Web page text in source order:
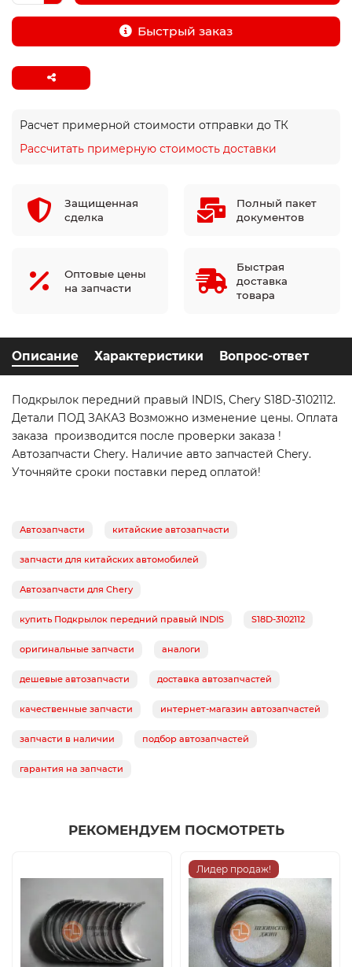
Быстрый заказ
Расчет примерной стоимости отправки до ТК
Рассчитать примерную стоимость доставки
Защищенная
сделка
Полный пакет
документов
Оптовые цены
на запчасти
Быстрая
доставка
товара
Описание Характеристики Вопрос-ответ
Подкрылок передний правый INDIS, Chery S18D-3102112.
Детали ПОД ЗАКАЗ Возможно изменение цены. Оплата
заказа производится после проверки заказа !
Автозапчасти Chery. Наличие авто запчастей Chery.
Уточняйте сроки поставки перед оплатой!
Автозапчасти китайские автозапчасти
запчасти для китайских автомобилей
Автозапчасти для Chery
купить Подкрылок передний правый INDIS S18D-3102112
оригинальные запчасти аналоги
дешевые автозапчасти доставка автозапчастей
качественные запчасти интернет-магазин автозапчастей
запчасти в наличии подбор автозапчастей
гарантия на запчасти
РЕКОМЕНДУЕМ ПОСМОТРЕТЬ
Лидер продаж!